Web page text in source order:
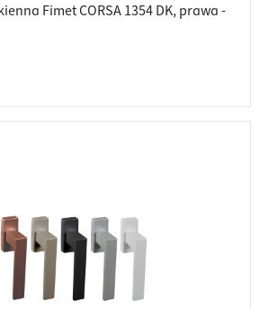
Fimet CORSA 1354 DK, prawa -